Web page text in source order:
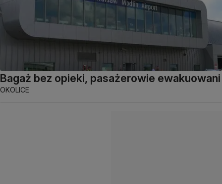
Bagaż bez opieki, pasażerowie ewakuowani
OKOLICE